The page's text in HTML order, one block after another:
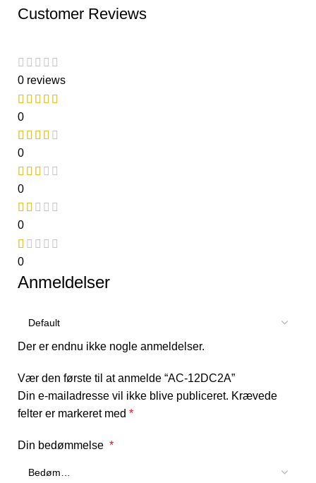
Customer Reviews
0 reviews
0
0
0
0
0
Anmeldelser
Der er endnu ikke nogle anmeldelser.
Vær den første til at anmelde “AC-12DC2A”
Din e-mailadresse vil ikke blive publiceret. Krævede
felter er markeret med *
Din bedømmelse *